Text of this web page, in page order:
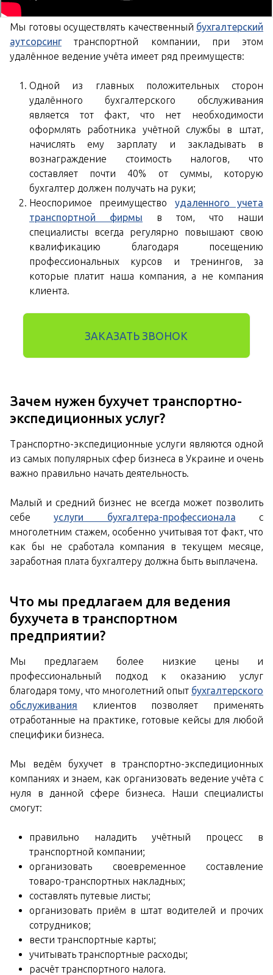
Мы готовы осуществлять качественный бухгалтерский
аутсорсингтранспортной компании, при этом
удалённое ведение учёта имеет ряд преимуществ:
Одной из главных положительных сторон
удалённого бухгалтерского обслуживания
является тот факт, что нет необходимости
оформлять работника учётной службы в штат,
начислять ему зарплату и закладывать в
вознаграждение стоимость налогов, что
составляет почти 40% от суммы, которую
бухгалтер должен получать на руки;
Неоспоримое преимущество удаленного учета
транспортной фирмы в том, что наши
специалисты всегда регулярно повышают свою
квалификацию благодаря посещению
профессиональных курсов и тренингов, за
которые платит наша компания, а не компания
клиента.
ЗАКАЗАТЬ ЗВОНОК
Зачем нужен бухучет транспортно-
экспедиционных услуг?
Транспортно-экспедиционные услуги являются одной
из самых популярных сфер бизнеса в Украине и очень
важно правильно начать деятельность.
Малый и средний бизнес не всегда может позволить
себеуслуги бухгалтера-профессионала с
многолетним стажем, особенно учитывая тот факт, что
как бы не сработала компания в текущем месяце,
заработная плата бухгалтеру должна быть выплачена.
Что мы предлагаем для ведения
бухучета в транспортном
предприятии?
Мы предлагаем более низкие цены и
профессиональный подход к оказанию услуг
благодаря тому, что многолетний опыт бухгалтерского
обслуживания клиентов позволяет применять
отработанные на практике, готовые кейсы для любой
специфики бизнеса.
Мы ведём бухучет в транспортно-экспедиционных
компаниях и знаем, как организовать ведение учёта с
нуля в данной сфере бизнеса. Наши специалисты
смогут:
правильно наладить учётный процесс в
транспортной компании;
организовать своевременное составление
товаро-транспортных накладных;
составлять путевые листы;
организовать приём в штат водителей и прочих
сотрудников;
вести транспортные карты;
учитывать транспортные расходы;
расчёт транспортного налога.